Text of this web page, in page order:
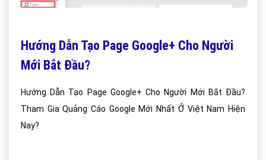
Hướng Dẫn Tạo Page Google+ Cho Người
Mới Bắt Đầu?
Hướng Dẫn Tạo Page Google+ Cho Người Mới Bắt Đầu?
Tham Gia Quảng Cáo Google Mới Nhất Ở Việt Nam Hiện
Nay?